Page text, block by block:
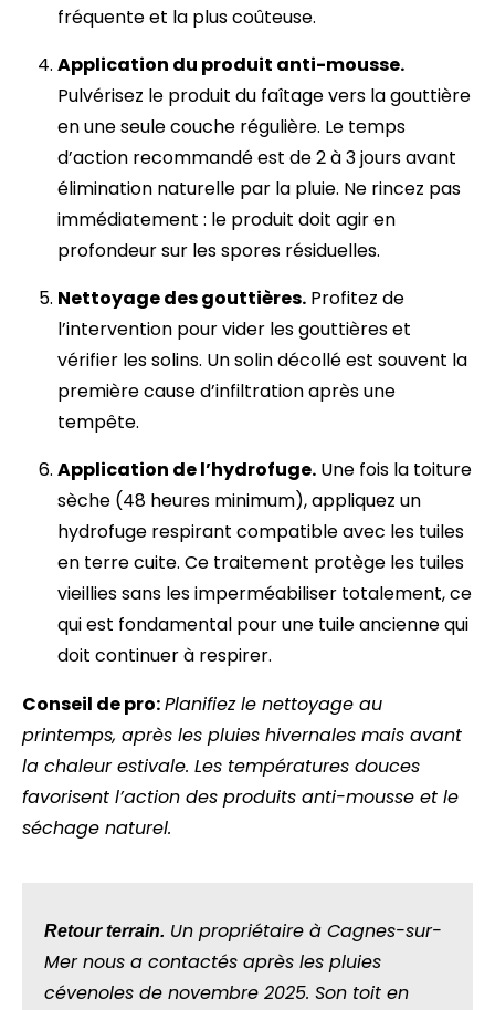
fréquente et la plus coûteuse.
Application du produit anti-mousse.
Pulvérisez le produit du faîtage vers la gouttière
en une seule couche régulière. Le temps
d’action recommandé est de 2 à 3 jours avant
élimination naturelle par la pluie. Ne rincez pas
immédiatement : le produit doit agir en
profondeur sur les spores résiduelles.
Nettoyage des gouttières. Profitez de
l’intervention pour vider les gouttières et
vérifier les solins. Un solin décollé est souvent la
première cause d’infiltration après une
tempête.
Application de l’hydrofuge. Une fois la toiture
sèche (48 heures minimum), appliquez un
hydrofuge respirant compatible avec les tuiles
en terre cuite. Ce traitement protège les tuiles
vieillies sans les imperméabiliser totalement, ce
qui est fondamental pour une tuile ancienne qui
doit continuer à respirer.
Conseil de pro:Planifiez le nettoyage au
printemps, après les pluies hivernales mais avant
la chaleur estivale. Les températures douces
favorisent l’action des produits anti-mousse et le
séchage naturel.
Retour terrain. Un propriétaire à Cagnes-sur-
Mer nous a contactés après les pluies
cévenoles de novembre 2025. Son toit en